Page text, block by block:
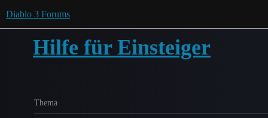
Diablo 3 Forums
Hilfe für Einsteiger
Thema